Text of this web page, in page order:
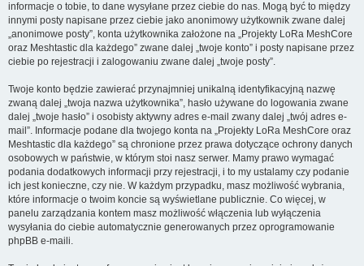
informacje o tobie, to dane wysyłane przez ciebie do nas. Mogą być to między
innymi posty napisane przez ciebie jako anonimowy użytkownik zwane dalej
„anonimowe posty”, konta użytkownika założone na „Projekty LoRa MeshCore
oraz Meshtastic dla każdego” zwane dalej „twoje konto” i posty napisane przez
ciebie po rejestracji i zalogowaniu zwane dalej „twoje posty”.
Twoje konto będzie zawierać przynajmniej unikalną identyfikacyjną nazwę
zwaną dalej „twoja nazwa użytkownika”, hasło używane do logowania zwane
dalej „twoje hasło” i osobisty aktywny adres e-mail zwany dalej „twój adres e-
mail”. Informacje podane dla twojego konta na „Projekty LoRa MeshCore oraz
Meshtastic dla każdego” są chronione przez prawa dotyczące ochrony danych
osobowych w państwie, w którym stoi nasz serwer. Mamy prawo wymagać
podania dodatkowych informacji przy rejestracji, i to my ustalamy czy podanie
ich jest konieczne, czy nie. W każdym przypadku, masz możliwość wybrania,
które informacje o twoim koncie są wyświetlane publicznie. Co więcej, w
panelu zarządzania kontem masz możliwość włączenia lub wyłączenia
wysyłania do ciebie automatycznie generowanych przez oprogramowanie
phpBB e-maili.